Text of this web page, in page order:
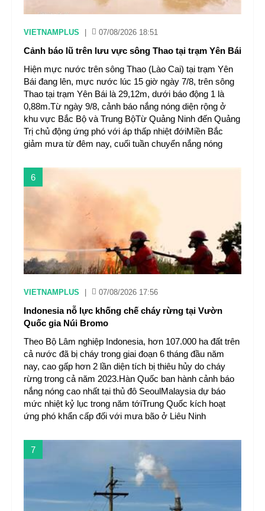
VIETNAMPLUS 07/08/2026 18:51
Cảnh báo lũ trên lưu vực sông Thao tại trạm Yên Bái
Hiện mực nước trên sông Thao (Lào Cai) tại trạm Yên
Bái đang lên, mực nước lúc 15 giờ ngày 7/8, trên sông
Thao tại trạm Yên Bái là 29,12m, dưới báo động 1 là
0,88m.Từ ngày 9/8, cảnh báo nắng nóng diện rộng ở
khu vực Bắc Bộ và Trung BộTừ Quảng Ninh đến Quảng
Trị chủ động ứng phó với áp thấp nhiệt đớiMiền Bắc
giảm mưa từ đêm nay, cuối tuần chuyển nắng nóng
6
VIETNAMPLUS 07/08/2026 17:56
Indonesia nỗ lực khống chế cháy rừng tại Vườn
Quốc gia Núi Bromo
Theo Bộ Lâm nghiệp Indonesia, hơn 107.000 ha đất trên
cả nước đã bị cháy trong giai đoạn 6 tháng đầu năm
nay, cao gấp hơn 2 lần diện tích bị thiêu hủy do cháy
rừng trong cả năm 2023.Hàn Quốc ban hành cảnh báo
nắng nóng cao nhất tại thủ đô SeoulMalaysia dự báo
mức nhiệt kỷ lục trong năm tớiTrung Quốc kích hoạt
ứng phó khẩn cấp đối với mưa bão ở Liêu Ninh
7